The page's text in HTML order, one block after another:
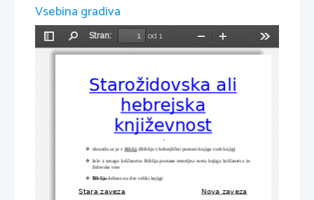
Vsebina gradiva
Preklopi
stransko
Stran:
od 1
Pomanjšaj
Starožidovska ali
hebrejska
književnost
 ohranila se je v Bibliji (Biblija v hebrejščini pomeni knjiga vseh knjig)

šele z zmago krščanstva Biblija postane temeljna sveta knjiga krščanstva in
židovske vere
 Biblijo delimo na dve veliki knjigi:
Stara zaveza Nova zaveza